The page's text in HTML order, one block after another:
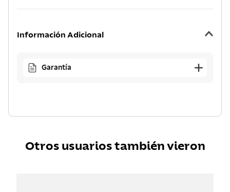
Información Adicional
Garantía
Otros usuarios también vieron